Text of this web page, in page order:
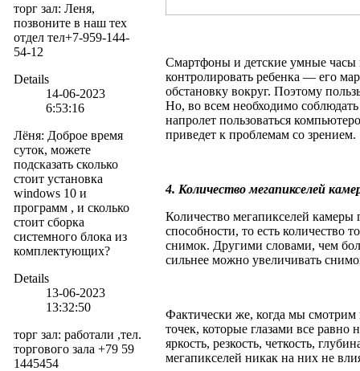
торг зал: Леня,
позвоните в наш тех
отдел тел+7-959-144-
54-12
Details
14-06-2023
6:53:16
Лёня: Доброе время
суток, можете
подсказать сколько
стоит установка
windows 10 и
программ , и сколько
стоит сборка
системного блока из
комплектующих?
Details
13-06-2023
13:32:50
торг зал: работали ,тел.
торгового зала +79 59
1445454
Смартфоны и детские умные часы
контролировать ребенка — его
обстановку вокруг. Поэтому
Но, во всем необходимо
напролет пользоваться
приведет к проблемам со зрением.
4. Количество мегапикселей
Количество мегапикселей
способности, то есть количество
снимок. Другими словами, чем
сильнее можно увеличивать
Фактически же, когда мы смотрим
точек, которые глазами все равно
яркость, резкость, четкость,
мегапикселей никак на них не